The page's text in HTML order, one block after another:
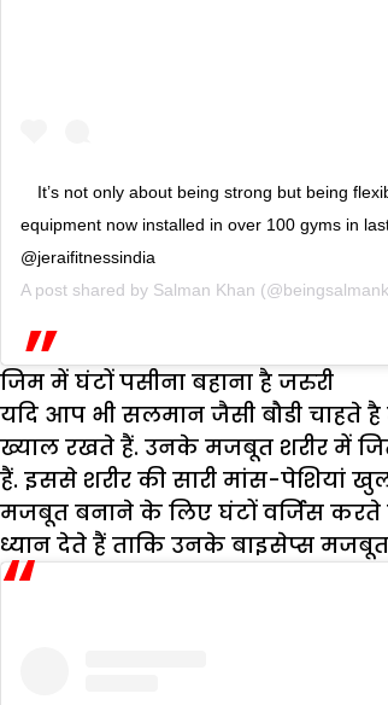
It’s not only about being strong but being
equipment now installed in over 100 gyms in
@jeraifitnessindia
A post shared by Salman Khan
जिम में घंटों पसीना बहाना है जरुरी
यदि आप भी सलमान जैसी बौडी चाहते
ख्याल रखते हैं. उनके मजबूत शरीर में
हैं. इससे शरीर की सारी मांस-पेशियां
मजबूत बनाने के लिए घंटों वर्जिस
ध्यान देते हैं ताकि उनके बाइसेप्स